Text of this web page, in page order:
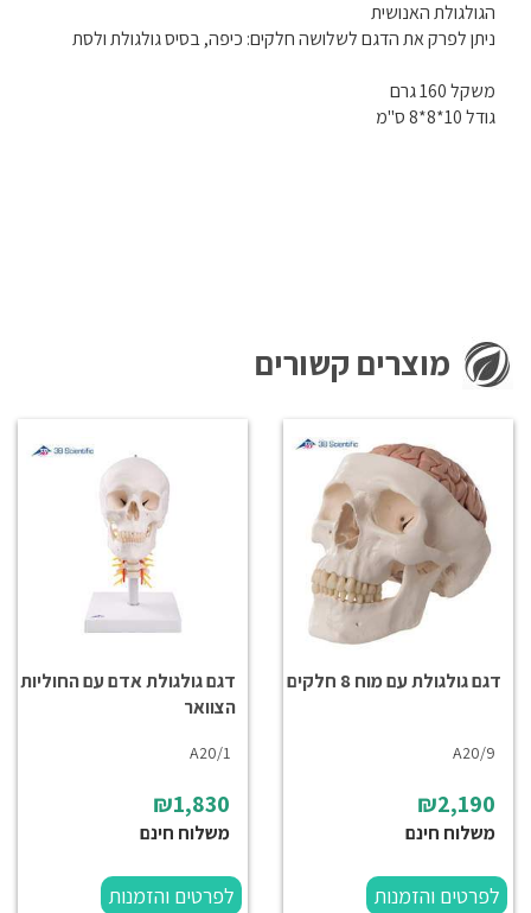
הגולגולת האנושית
ניתן לפרק את הדגם לשלושה חלקים: כיפה, בסיס גולגולת ולסת
משקל 160 גרם
גודל 10*8*8 ס"מ
מוצרים קשורים
דגם גולגולת עם מוח 8 חלקים
A20/9
₪2,190
משלוח חינם
לפרטים והזמנות
דגם גולגולת אדם עם החוליות
הצוואר
A20/1
₪1,830
משלוח חינם
לפרטים והזמנות